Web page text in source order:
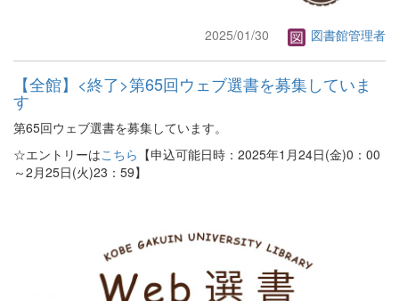
2025/01/30 図書館管理者
【全館】<終了>第65回ウェブ選書を募集していま
す
第65回ウェブ選書を募集しています。
☆エントリーはこちら 【申込可能日時：2025年1月24日(金)0：00
～2月25日(火)23：59】